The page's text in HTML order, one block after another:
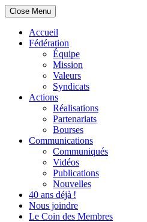
Close Menu
Accueil
Fédération
Équipe
Mission
Valeurs
Syndicats
Actions
Réalisations
Partenariats
Bourses
Communications
Communiqués
Vidéos
Publications
Nouvelles
40 ans déjà !
Nous joindre
Le Coin des Membres